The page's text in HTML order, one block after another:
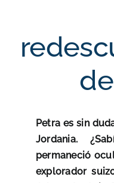
Suscríbase a nuestro
Petra es sin
Jordania.
permaneció
explorador